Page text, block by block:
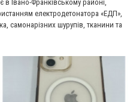
Івано-Франківському районі,
електродетонатора «ЕДП»,
самонарізних шурупів, тканини та